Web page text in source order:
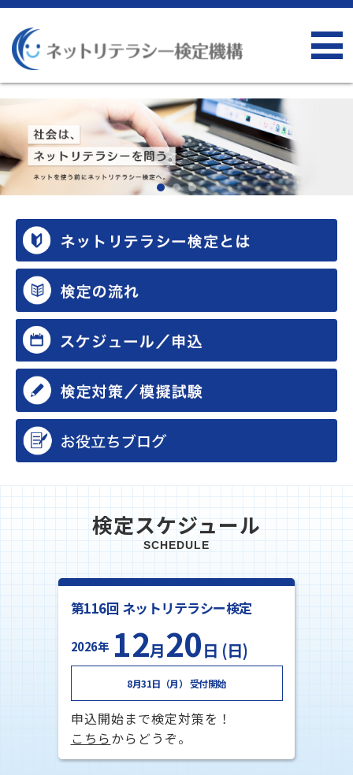
検定スケジュール
SCHEDULE
第116回 ネットリテラシー検定
2026年 12月20日 (日)
8月31日（月） 受付開始
申込開始まで検定対策を！
こちらからどうぞ。